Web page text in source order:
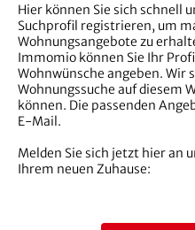
Hier können Sie sich schnell
Suchprofil registrieren, um
Wohnungsangebote zu
Immomio können Sie Ihr
Wohnwünsche angeben. Wir
Wohnungssuche auf diesem
können. Die passenden
E-Mail.
Melden Sie sich jetzt hier an
Ihrem neuen Zuhause: